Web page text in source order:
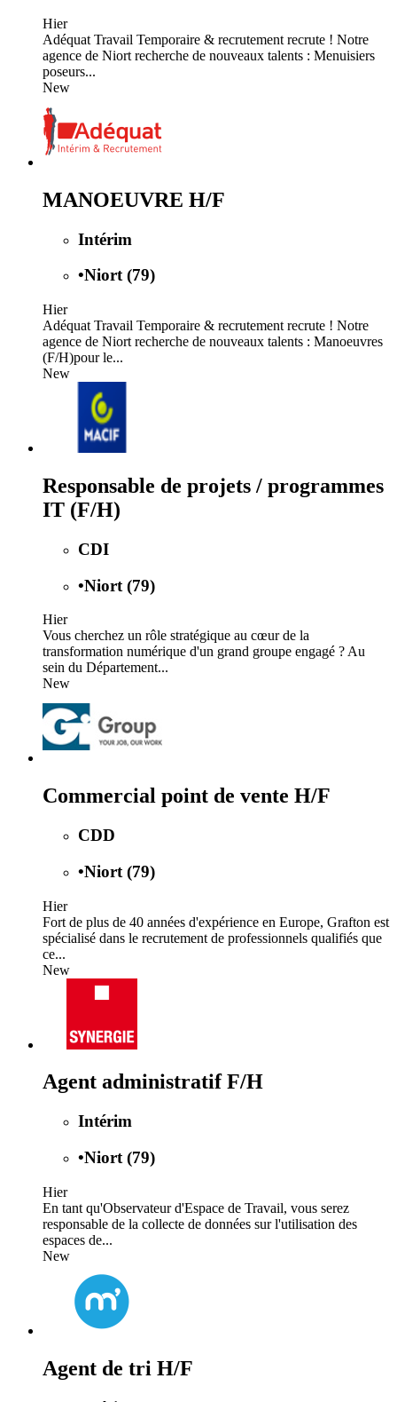
Hier
Adéquat Travail Temporaire & recrutement recrute ! Notre
agence de Niort recherche de nouveaux talents : Menuisiers
poseurs...
New
MANOEUVRE H/F
Intérim
•Niort (79)
Hier
Adéquat Travail Temporaire & recrutement recrute ! Notre
agence de Niort recherche de nouveaux talents : Manoeuvres
(F/H)pour le...
New
Responsable de projets / programmes
IT (F/H)
CDI
•Niort (79)
Hier
Vous cherchez un rôle stratégique au cœur de la
transformation numérique d'un grand groupe engagé ? Au
sein du Département...
New
Commercial point de vente H/F
CDD
•Niort (79)
Hier
Fort de plus de 40 années d'expérience en Europe, Grafton est
spécialisé dans le recrutement de professionnels qualifiés que
ce...
New
Agent administratif F/H
Intérim
•Niort (79)
Hier
En tant qu'Observateur d'Espace de Travail, vous serez
responsable de la collecte de données sur l'utilisation des
espaces de...
New
Agent de tri H/F